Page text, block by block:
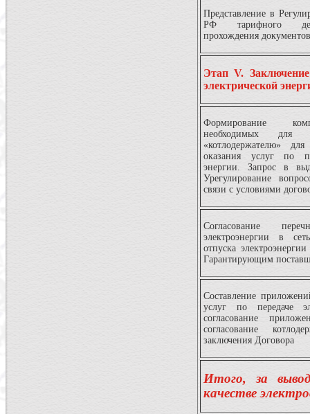
Представление в
РФ тарифного
прохождения
Этап V.
электрической
Формирование
необходимых
«котлодержателю»
оказания услуг по
энергии. Запрос в
Урегулирование
связи с условиями
Согласование
электроэнергии в
отпуска
Гарантирующим
Составление
услуг по передаче
согласование
согласование
заключения Договора
Итого, за
качестве